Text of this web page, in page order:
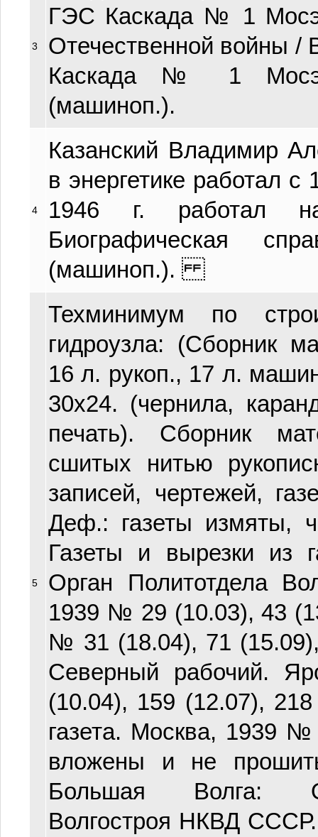
3
ГЭС Каскада № 1
Отечественной войны /
Каскада № 1
(машиноп.).
4
Казанский Владимир
в энергетике работал
1946 г. работал
Биографическая
(машиноп.).
5
Техминимум по
гидроузла: (Сборник
16 л. рукоп., 17 л.
30х24. (чернила,
печать). Сборник
сшитых нитью
записей, чертежей,
Деф.: газеты измяты,
Газеты и вырезки из
Орган Политотдела
1939 № 29 (10.03), 43
№ 31 (18.04), 71
Северный рабочий.
(10.04), 159 (12.07),
газета. Москва, 1939
вложены и не
Большая Волга:
Волгостроя НКВД